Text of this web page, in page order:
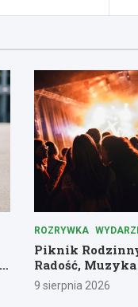
ROZRYWKA
Piknik
Radość,
Każdego!
9 sierpnia 2026